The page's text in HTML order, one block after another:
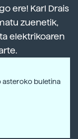
ere! Karl Drais
zuenetik,
elektrikoaren
asteroko buletina